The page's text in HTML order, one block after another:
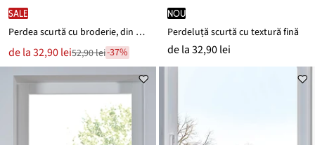
SALE
Perdea scurtă cu broderie, din bumbac organic
de laNoul
preț
este
32,90 lei
Reducere
de
preț
52,90 lei
52,90 lei-37%
nou
Perdeluță scurtă cu textură fină
de la32,90 lei